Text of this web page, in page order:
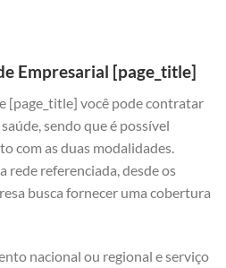
Empresarial [page_title]
[page_title] você pode contratar
sendo que é possível
com as duas modalidades.
rede referenciada, desde os
busca fornecer uma cobertura
nacional ou regional e serviço